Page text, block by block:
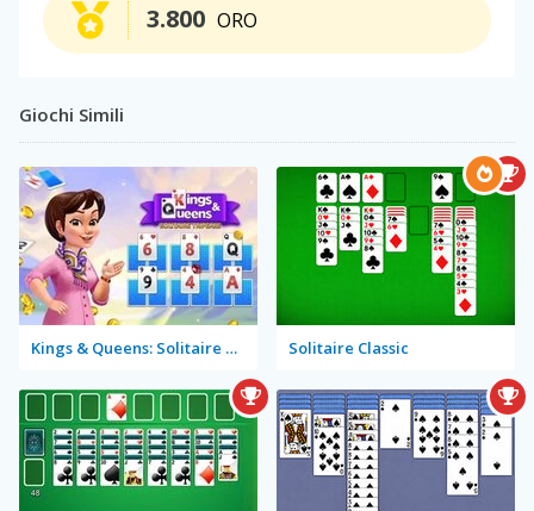
ORO
3.800
Giochi Simili
Kings & Queens: Solitaire Tripeaks Solitaire Classic